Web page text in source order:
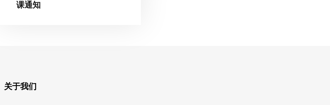
课通知
关于我们